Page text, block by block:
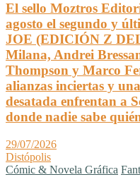
El sello Moztros
agosto el segundo y
JOE (EDICIÓN Z
Milana, Andrei
Thompson y Marco
alianzas inciertas y
desatada enfrentan a
donde nadie sabe
29/07/2026
Distópolis
Cómic & Novela Gráfica